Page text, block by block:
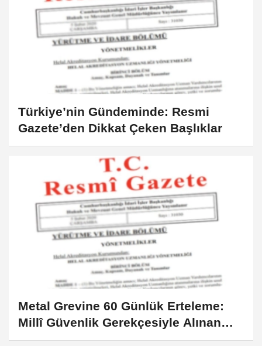
Türkiye’nin Gündeminde: Resmi
Gazete’den Dikkat Çeken Başlıklar
Metal Grevine 60 Günlük Erteleme:
Millî Güvenlik Gerekçesiyle Alınan
Karar Ne Anlama Geliyor?